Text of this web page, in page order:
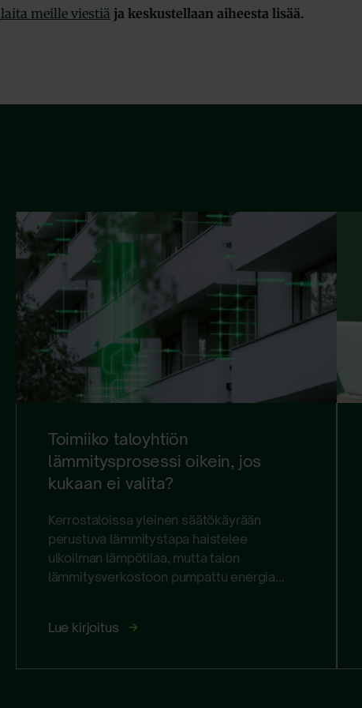
laita meille viestiä ja keskustellaan aiheesta lisää.
Toimiiko taloyhtiön
lämmitysprosessi oikein, jos
kukaan ei valita?
Kerrostaloissa yleinen säätökäyrään
perustuva lämmitystapa haistelee
ulkoilman lämpötilaa, mutta talon
lämmitysverkostoon pumpattu energia...
Lue kirjoitusToimiiko